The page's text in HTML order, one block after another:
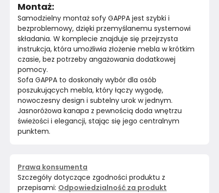
Montaż:
Samodzielny montaż sofy GAPPA jest szybki i
bezproblemowy, dzięki przemyślanemu systemowi
składania. W komplecie znajduje się przejrzysta
instrukcja, która umożliwia złożenie mebla w krótkim
czasie, bez potrzeby angażowania dodatkowej
pomocy.
Sofa GAPPA to doskonały wybór dla osób
poszukujących mebla, który łączy wygodę,
nowoczesny design i subtelny urok w jednym.
Jasnoróżowa kanapa z pewnością doda wnętrzu
świeżości i elegancji, stając się jego centralnym
punktem.
Prawa konsumenta
Szczegóły dotyczące zgodności produktu z
przepisami: Odpowiedzialność za produkt